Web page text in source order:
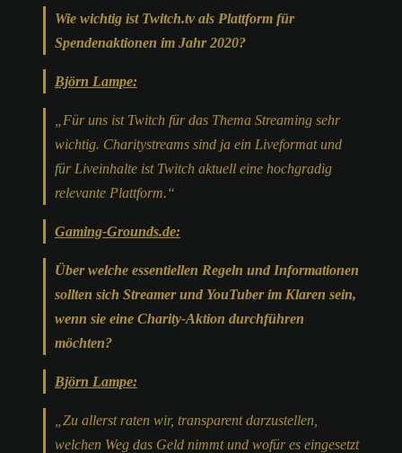
Wie wichtig ist Twitch.tv als Plattform für
Spendenaktionen im Jahr 2020?
Björn Lampe:
„Für uns ist Twitch für das Thema Streaming sehr
wichtig. Charitystreams sind ja ein Liveformat und
für Liveinhalte ist Twitch aktuell eine hochgradig
relevante Plattform.“
Gaming-Grounds.de:
Über welche essentiellen Regeln und Informationen
sollten sich Streamer und YouTuber im Klaren sein,
wenn sie eine Charity-Aktion durchführen
möchten?
Björn Lampe:
Zu allerst raten wir, transparent darzustellen,
welchen Weg das Geld nimmt und wofür es eingesetzt